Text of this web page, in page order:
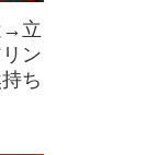
→立
ン
ち